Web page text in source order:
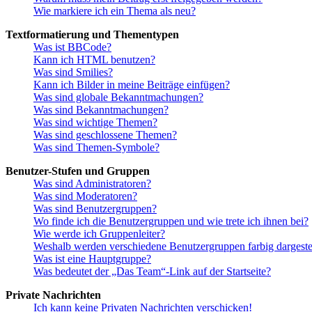
Wie markiere ich ein Thema als neu?
Textformatierung und Thementypen
Was ist BBCode?
Kann ich HTML benutzen?
Was sind Smilies?
Kann ich Bilder in meine Beiträge einfügen?
Was sind globale Bekanntmachungen?
Was sind Bekanntmachungen?
Was sind wichtige Themen?
Was sind geschlossene Themen?
Was sind Themen-Symbole?
Benutzer-Stufen und Gruppen
Was sind Administratoren?
Was sind Moderatoren?
Was sind Benutzergruppen?
Wo finde ich die Benutzergruppen und wie trete ich ihnen bei?
Wie werde ich Gruppenleiter?
Weshalb werden verschiedene Benutzergruppen farbig
Was ist eine Hauptgruppe?
Was bedeutet der „Das Team“-Link auf der Startseite?
Private Nachrichten
Ich kann keine Privaten Nachrichten verschicken!